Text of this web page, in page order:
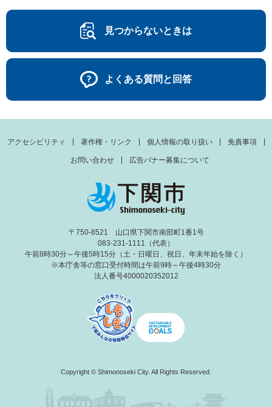
見つからないときは
よくある質問と回答
アクセシビリティ 著作権・リンク 個人情報の取り扱い 免責事項
お問い合わせ 広告バナー募集について
〒750-8521 山口県下関市南部町1番1号
083-231-1111（代表）
午前8時30分～午後5時15分（土・日曜日、祝日、年末年始を除く）
※本庁舎等の窓口受付時間は午前9時～午後4時30分
法人番号4000020352012
Copyright © Shimonoseki City. All Rights Reserved.